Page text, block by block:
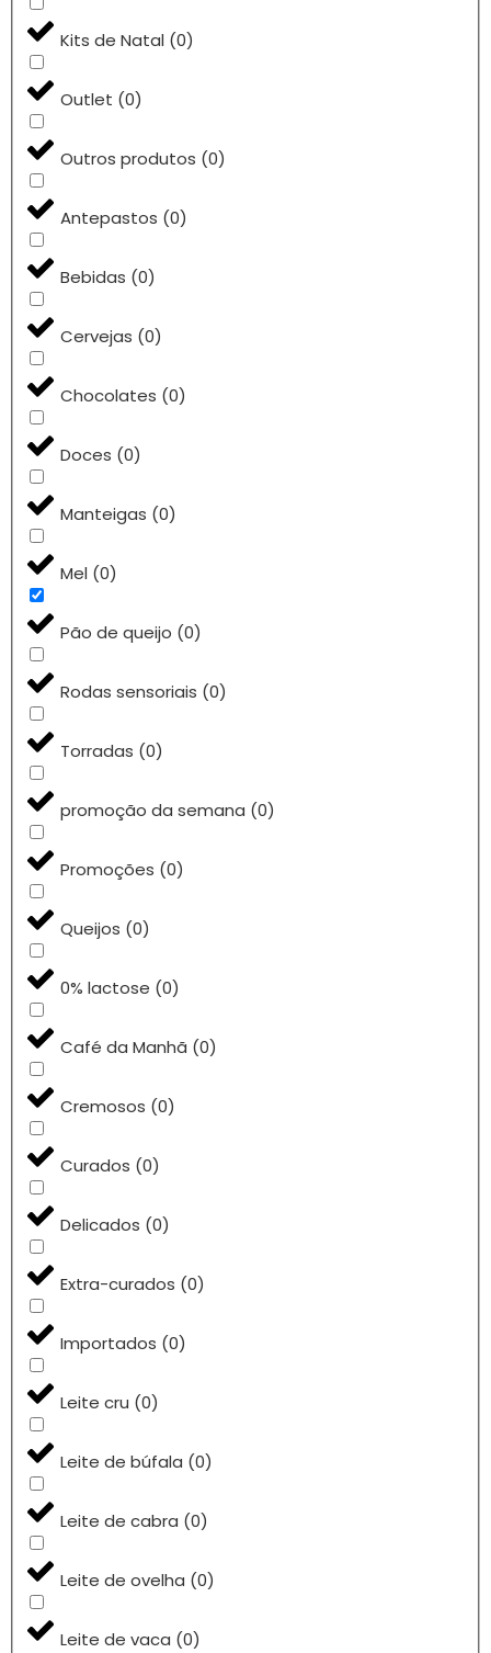
Kits de Natal (0)
Outlet (0)
Outros produtos (0)
Antepastos (0)
Bebidas (0)
Cervejas (0)
Chocolates (0)
Doces (0)
Manteigas (0)
Mel (0)
Pão de queijo (0)
Rodas sensoriais (0)
Torradas (0)
promoção da semana (0)
Promoções (0)
Queijos (0)
0% lactose (0)
Café da Manhã (0)
Cremosos (0)
Curados (0)
Delicados (0)
Extra-curados (0)
Importados (0)
Leite cru (0)
Leite de búfala (0)
Leite de cabra (0)
Leite de ovelha (0)
Leite de vaca (0)